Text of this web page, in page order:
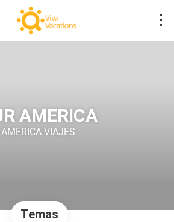
AMERICA
AMERICA VIAJES
Temas